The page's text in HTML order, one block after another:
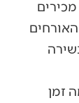
זמן